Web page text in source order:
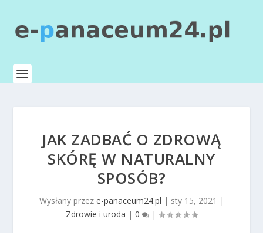
JAK ZADBAĆ O ZDROWĄ
SKÓRĘ W NATURALNY
SPOSÓB?
Wysłany przez e-panaceum24.pl | sty 15, 2021 |
Zdrowie i uroda | 0 |